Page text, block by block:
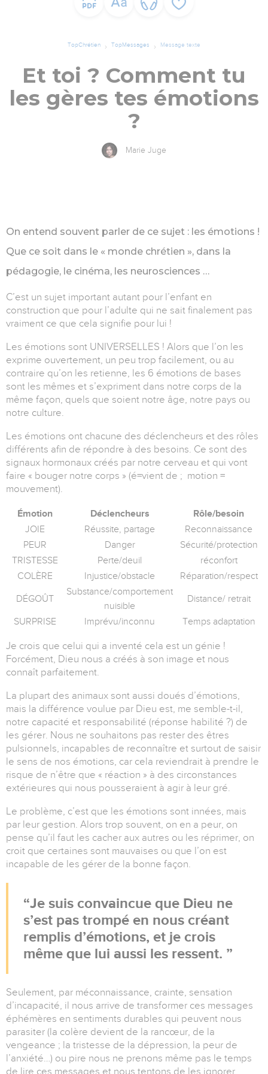
TopChrétien TopMessages Message texte
Et toi ? Comment tu
les gères tes émotions
?
Marie Juge
On entend souvent parler de ce sujet : les émotions !
Que ce soit dans le « monde chrétien », dans la
pédagogie, le cinéma, les neurosciences …
C’est un sujet important autant pour l’enfant en
construction que pour l’adulte qui ne sait finalement pas
vraiment ce que cela signifie pour lui !
Les émotions sont UNIVERSELLES ! Alors que l’on les
exprime ouvertement, un peu trop facilement, ou au
contraire qu’on les retienne, les 6 émotions de bases
sont les mêmes et s’expriment dans notre corps de la
même façon, quels que soient notre âge, notre pays ou
notre culture.
Les émotions ont chacune des déclencheurs et des rôles
différents afin de répondre à des besoins. Ce sont des
signaux hormonaux créés par notre cerveau et qui vont
faire « bouger notre corps » (é=vient de ; motion =
mouvement).
Émotion Déclencheurs
Rôle/besoin
JOIE
Réussite, partage
Reconnaissance
PEUR
Danger
Sécurité/protection
TRISTESSE
Perte/deuil
réconfort
COLÈRE
Injustice/obstacle Réparation/respect
DÉGOÛT
Substance/comportement
nuisible
Distance/ retrait
SURPRISE Imprévu/inconnu Temps adaptation
Je crois que celui qui a inventé cela est un génie !
Forcément, Dieu nous a créés à son image et nous
connaît parfaitement.
La plupart des animaux sont aussi doués d’émotions,
mais la différence voulue par Dieu est, me semble-t-il,
notre capacité et responsabilité (réponse habilité ?) de
les gérer. Nous ne souhaitons pas rester des êtres
pulsionnels, incapables de reconnaître et surtout de saisir
le sens de nos émotions, car cela reviendrait à prendre le
risque de n’être que « réaction » à des circonstances
extérieures qui nous pousseraient à agir à leur gré.
Le problème, c’est que les émotions sont innées, mais
par leur gestion. Alors trop souvent, on en a peur, on
pense qu’il faut les cacher aux autres ou les réprimer, on
croit que certaines sont mauvaises ou que l’on est
incapable de les gérer de la bonne façon.
Je suis convaincue que Dieu ne
s’est pas trompé en nous créant
remplis d’émotions, et je crois
même que lui aussi les ressent.
Seulement, par méconnaissance, crainte, sensation
d’incapacité, il nous arrive de transformer ces messages
éphémères en sentiments durables qui peuvent nous
parasiter (la colère devient de la rancœur, de la
vengeance ; la tristesse de la dépression, la peur de
l’anxiété…) ou pire nous ne prenons même pas le temps
de lire ces messages et nous tentons de les ignorer.